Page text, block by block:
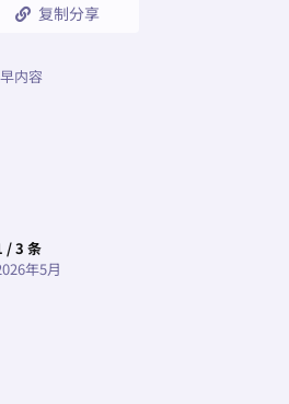
复制分享
内容
/3 条
年5月